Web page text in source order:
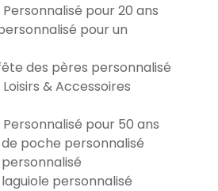
-
Couteau gravé personnalisé
19,90 €
pour 20 ans
pour un
des pères personnalisé
& Accessoires
pour 50 ans
poche personnalisé
personnalisé